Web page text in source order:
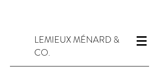
LEMIEUX MÉNARD &
CO.